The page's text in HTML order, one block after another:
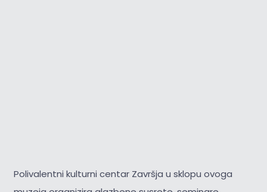
Polivalentni kulturni centar Završja u sklopu ovoga